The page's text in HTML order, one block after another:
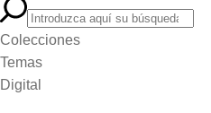
Colecciones
Temas
Digital